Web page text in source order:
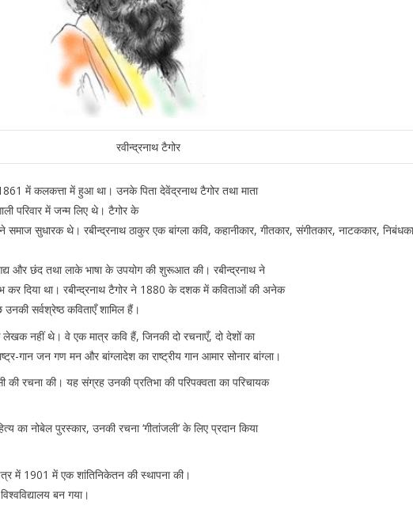
रवीन्द्रनाथ टैगोर
में कलकत्ता में हुआ था। उनके पिता देवेंद्रनाथ टैगोर तथा माता
परिवार में जन्म लिए थे। टैगोर के
समाज सुधारक थे। रबीन्द्रनाथ ठाकुर एक बांग्ला कवि, कहानीकार, गीतकार, संगीतकार, नाटककार,
और छंद तथा लाके भाषा के उपयोग की शुरूआत की। रबीन्द्रनाथ ने
दिया था। रबीन्द्रनाथ टैगोर ने 1880 के दशक में कविताओं की अनेक
सर्वश्रेष्ठ कविताएँ शामिल हैं।
लेखक नहीं थे। वे एक मात्र कवि हैं, जिनकी दो रचनाएँ, दो देशों का
गान जन गण मन और बांग्लादेश का राष्ट्रीय गान आमार सोनार बांग्ला।
की रचना की। यह संग्रह उनकी प्रतिभा की परिपक्वता का परिचायक
का नोबेल पुरस्कार, उनकी रचना ‘गीतांजली’ के लिए प्रदान किया
में 1901 में एक शांतिनिकेतन की स्थापना की।
बन गया।